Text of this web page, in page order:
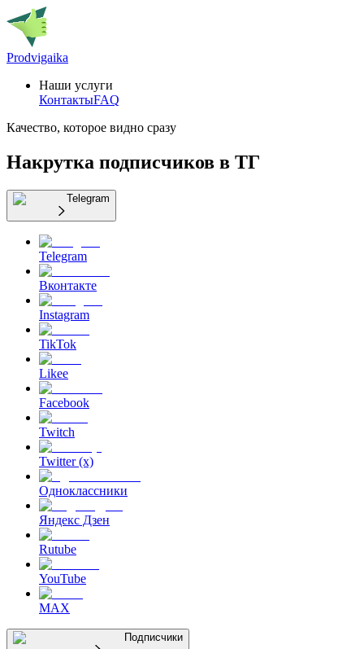
Prodvigaika
Наши услуги
КонтактыFAQ
Качество, которое видно сразу
Накрутка подписчиков в ТГ
Telegram
Telegram
Вконтакте
Instagram
TikTok
Likee
Facebook
Twitch
Twitter (x)
Одноклассники
Яндекс Дзен
Rutube
YouTube
MAX
Подписчики